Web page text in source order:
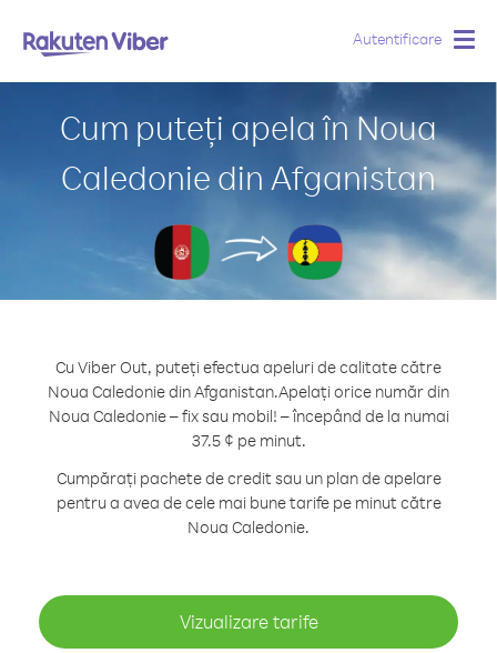
Autentificare
Cum puteți apela în Noua
Caledonie din Afganistan
Cu Viber Out, puteți efectua apeluri de calitate către
Noua Caledonie din Afganistan.Apelați orice număr din
Noua Caledonie – fix sau mobil! – începând de la numai
37.5 ¢ pe minut.
Cumpărați pachete de credit sau un plan de apelare
pentru a avea de cele mai bune tarife pe minut către
Noua Caledonie.
Vizualizare tarife